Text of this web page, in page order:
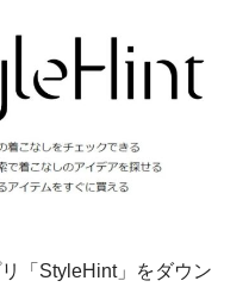
「StyleHint」をダウン